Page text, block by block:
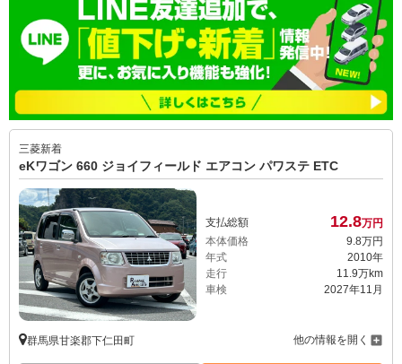
三菱新着
eKワゴン 660 ジョイフィールド エアコン パワステ ETC
支払総額 12.8万円
本体価格
9. 8万円
年式
2010年
走行
11.9万km
車検
2027年11月
群馬県甘楽郡下仁田町 他の情報を開く